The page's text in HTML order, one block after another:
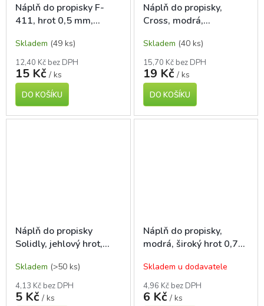
Náplň do propisky F-
411, hrot 0,5 mm,
Skladem (49 ks)
12,40 Kč bez DPH
15 Kč / ks
DO KOŠÍKU
Náplň do propisky,
Cross, modrá,
Skladem (40 ks)
15,70 Kč bez DPH
19 Kč / ks
DO KOŠÍKU
Náplň do propisky
Solidly, jehlový hrot,
Skladem (>50 ks)
4,13 Kč bez DPH
5 Kč / ks
Náplň do propisky,
modrá, široký hrot 0,7
Skladem u dodavatele
4,96 Kč bez DPH
6 Kč / ks